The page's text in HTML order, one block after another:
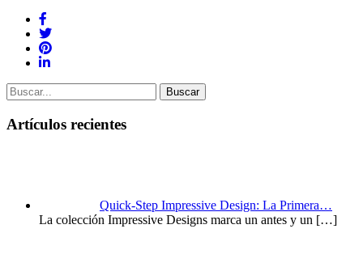
Buscar
Artículos recientes
Quick-Step Impressive Design: La Primera…
La colección Impressive Designs marca un antes y un […]